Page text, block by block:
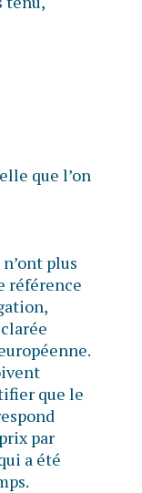
que l’on
plus
référence
que le
par
a été